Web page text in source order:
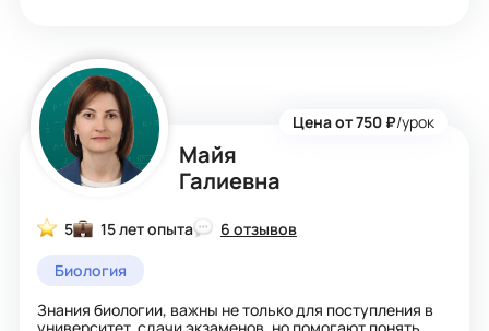
Майя
Галиевна
Цена от 750 ₽/урок
5 15 лет опыта
6 отзывов
Биология
Знания биологии, важны не только для поступления в